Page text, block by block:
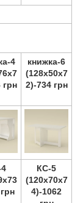
4
грн
книжка-6
(128х50х7
2)-734 грн
КС-5
(120х70х7
4)-1062